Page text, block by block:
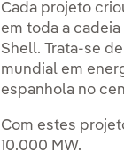
Cada projeto
em toda a
Shell. Trata-se
mundial em
espanhola no
Com estes
10.000 MW.